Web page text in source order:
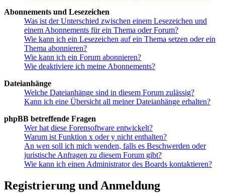
Abonnements und Lesezeichen
Was ist der Unterschied zwischen einem Lesezeichen und
einem Abonnements für ein Thema oder Forum?
Wie kann ich ein Lesezeichen auf ein Thema setzen oder ein
Thema abonnieren?
Wie kann ich ein Forum abonnieren?
Wie deaktiviere ich meine Abonnements?
Dateianhänge
Welche Dateianhänge sind in diesem Forum zulässig?
Kann ich eine Übersicht all meiner Dateianhänge erhalten?
phpBB betreffende Fragen
Wer hat diese Forensoftware entwickelt?
Warum ist Funktion x oder y nicht enthalten?
An wen soll ich mich wenden, falls es Beschwerden oder
juristische Anfragen zu diesem Forum gibt?
Wie kann ich einen Administrator des Boards kontaktieren?
Registrierung und Anmeldung